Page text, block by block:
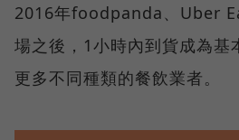
2016年foodpanda、Uber
場之後，1小時內到貨成為基
更多不同種類的餐飲業者。